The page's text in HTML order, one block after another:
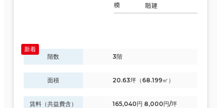
模
階建
階数 3階
面積 20.63坪（68.199㎡）
賃料（共益費含） 165,040円 8,000円/坪